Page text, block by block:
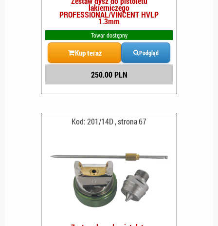
lakierniczego
PROFESSIONAL/VINCENT HVLP
1.3mm
Towar dostępny
Kup teraz Podgląd
250.00 PLN
Kod: 201/14D , strona 67